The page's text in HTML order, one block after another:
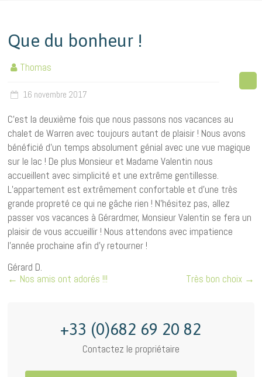
Que du bonheur !
Thomas
16 novembre 2017
C’est la deuxième fois que nous passons nos vacances au
chalet de Warren avec toujours autant de plaisir ! Nous avons
bénéficié d’un temps absolument génial avec une vue magique
sur le lac ! De plus Monsieur et Madame Valentin nous
accueillent avec simplicité et une extrême gentillesse.
L’appartement est extrêmement confortable et d’une très
grande propreté ce qui ne gâche rien ! N’hésitez pas, allez
passer vos vacances à Gérardmer, Monsieur Valentin se fera un
plaisir de vous accueillir ! Nous attendons avec impatience
l’année prochaine afin d’y retourner !
Gérard D.
← Nos amis ont adorés !!! Très bon choix →
+33 (0)682 69 20 82
Contactez le propriétaire